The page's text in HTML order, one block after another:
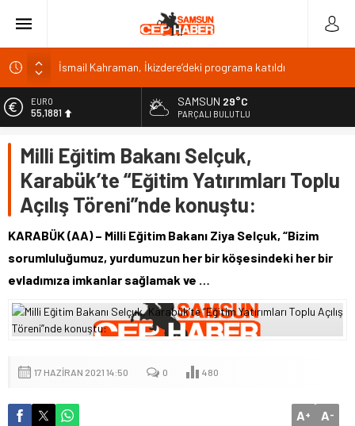
Malatya Havalimanı Eylülde Açılıyor, Kuzey Çevre Yolu
Akülü aracındayken otomobilin çarptığı emekli astsubay
Antalya’da nem yüzde 80, hissedilen sıcaklık 40 derece
Isparta’da bisiklet kupası heyecanı 371 sporcuyla sürüyor
EURO
55,1881
6.660,55
BİST
13.779,39
DOLAR
47,7111
SAMSUN 29°C
PARÇALI BULUTLU
Milli Eğitim Bakanı Selçuk,
Karabük’te “Eğitim Yatırımları Toplu
Açılış Töreni”nde konuştu:
KARABÜK (AA) – Milli Eğitim Bakanı Ziya Selçuk, “Bizim
sorumluluğumuz, yurdumuzun her bir köşesindeki her bir
evladımıza imkanlar sağlamak ve …
17 HAZIRAN 2021 14:50 0 480
A+ A-